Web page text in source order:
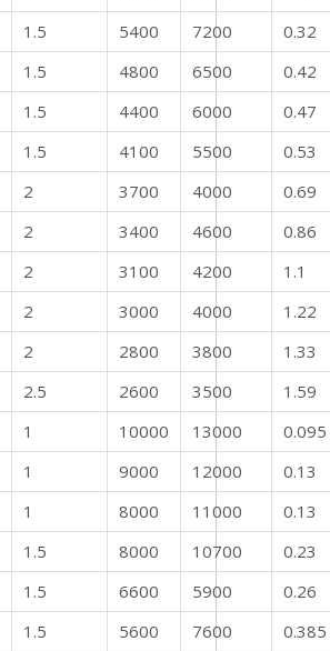
1.5 5400 7200
0.32
1.5 4800 6500
0.42
1.5 4400 6000
0.47
1.5 4100 5500
0.53
2 3700 4000
0.69
2 3400 4600
0.86
2 3100 4200
1.1
2 3000 4000
1.22
2 2800 3800
1.33
2.5 2600 3500
1.59
1 10000 13000
0.095
1 9000 12000
0.13
1 8000 11000
0.13
1.5 8000 10700
0.23
1.5 6600 5900
0.26
1.5 5600 7600
0.385